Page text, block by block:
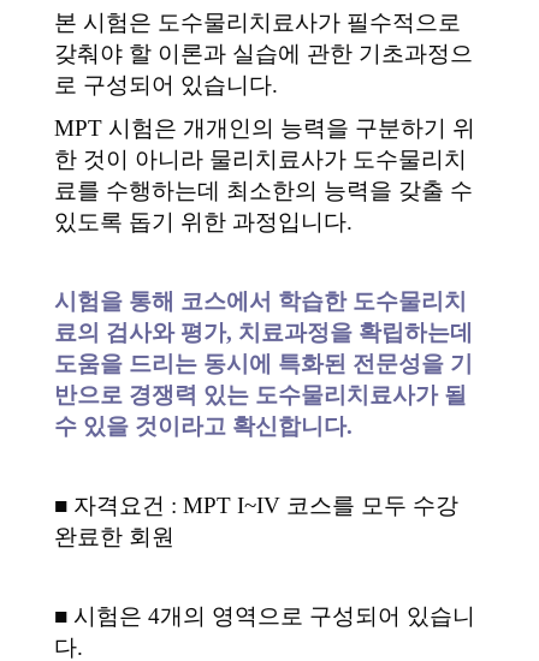
본 시험은 도수물리치료사가 필수적으로
갖춰야 할 이론과 실습에 관한 기초과정으
로 구성되어 있습니다.
MPT 시험은 개개인의 능력을 구분하기 위
한 것이 아니라 물리치료사가 도수물리치
료를 수행하는데 최소한의 능력을 갖출 수
있도록 돕기 위한 과정입니다.
시험을 통해 코스에서 학습한 도수물리치
료의 검사와 평가, 치료과정을 확립하는데
도움을 드리는 동시에 특화된 전문성을 기
반으로 경쟁력 있는 도수물리치료사가 될
수 있을 것이라고 확신합니다.
■ 자격요건 : MPT I~IV 코스를 모두 수강
완료한 회원
■ 시험은 4개의 영역으로 구성되어 있습니
다.